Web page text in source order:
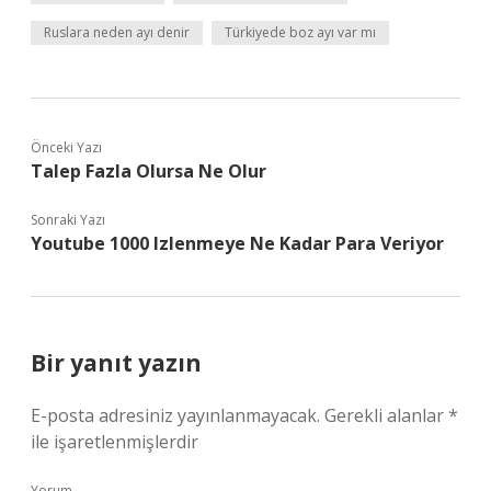
Ruslara neden ayı denir Türkiyede boz ayı var mı
Önceki Yazı
Talep Fazla Olursa Ne Olur
Sonraki Yazı
Youtube 1000 Izlenmeye Ne Kadar Para Veriyor
Bir yanıt yazın
E-posta adresiniz yayınlanmayacak. Gerekli alanlar*
ile işaretlenmişlerdir